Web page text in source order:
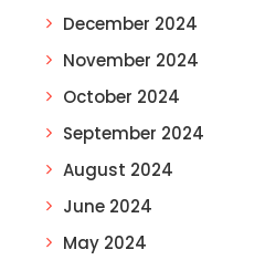
December 2024
November 2024
October 2024
September 2024
August 2024
June 2024
May 2024